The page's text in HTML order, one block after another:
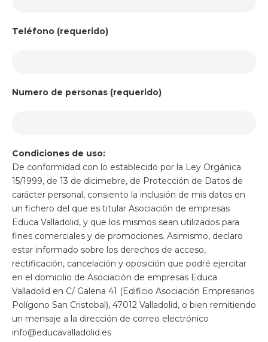
Teléfono (requerido)
Numero de personas (requerido)
Condiciones de uso:
De conformidad con lo establecido por la Ley Orgánica
15/1999, de 13 de dicimebre, de Protección de Datos de
carácter personal, consiento la inclusión de mis datos en
un fichero del que es titular Asociación de empresas
Educa Valladolid, y que los mismos sean utilizados para
fines comerciales y de promociones. Asimismo, declaro
estar informado sobre los derechos de acceso,
rectificación, cancelación y oposición que podré ejercitar
en el domicilio de Asociación de empresas Educa
Valladolid en C/ Galena 41 (Edificio Asociación Empresarios
Polígono San Cristobal), 47012 Valladolid, o bien remitiendo
un mensaje a la dirección de correo electrónico
info@educavalladolid.es